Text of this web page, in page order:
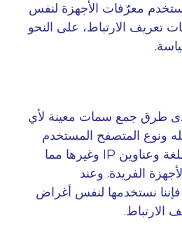
معرّفات الأجهزة لنفس
تعريف الارتباط، على النحو
.
طرق جمع سمات معينة لأي
ونوع المتصفح المستخدم
وعناوين
وغيرها مما
الفريدة. وعند
فإننا نستخدمها لنفس أغراض
الارتباط.